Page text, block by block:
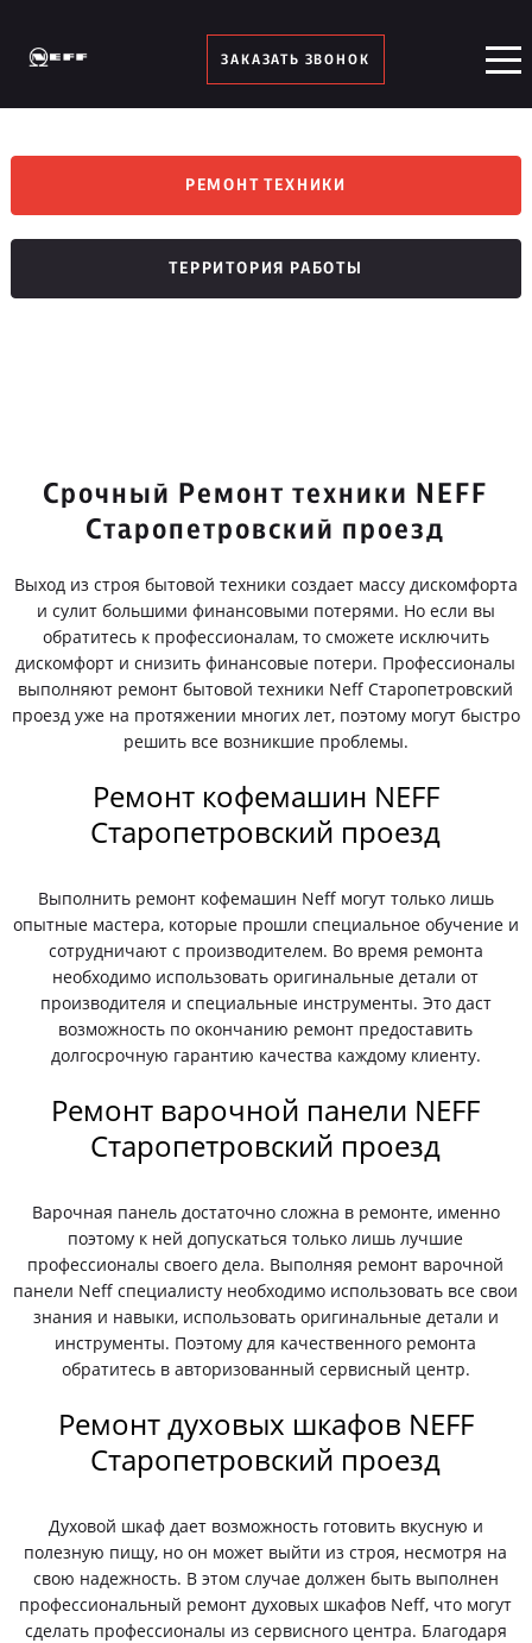
ЗАКАЗАТЬ ЗВОНОК
РЕМОНТ ТЕХНИКИ
ТЕРРИТОРИЯ РАБОТЫ
Срочный Ремонт техники NEFF
Старопетровский проезд
Выход из строя бытовой техники создает массу дискомфорта
и сулит большими финансовыми потерями. Но если вы
обратитесь к профессионалам, то сможете исключить
дискомфорт и снизить финансовые потери. Профессионалы
выполняют ремонт бытовой техники Neff Старопетровский
проезд уже на протяжении многих лет, поэтому могут быстро
решить все возникшие проблемы.
Ремонт кофемашин NEFF
Старопетровский проезд
Выполнить ремонт кофемашин Neff могут только лишь
опытные мастера, которые прошли специальное обучение и
сотрудничают с производителем. Во время ремонта
необходимо использовать оригинальные детали от
производителя и специальные инструменты. Это даст
возможность по окончанию ремонт предоставить
долгосрочную гарантию качества каждому клиенту.
Ремонт варочной панели NEFF
Старопетровский проезд
Варочная панель достаточно сложна в ремонте, именно
поэтому к ней допускаться только лишь лучшие
профессионалы своего дела. Выполняя ремонт варочной
панели Neff специалисту необходимо использовать все свои
знания и навыки, использовать оригинальные детали и
инструменты. Поэтому для качественного ремонта
обратитесь в авторизованный сервисный центр.
Ремонт духовых шкафов NEFF
Старопетровский проезд
Духовой шкаф дает возможность готовить вкусную и
полезную пищу, но он может выйти из строя, несмотря на
свою надежность. В этом случае должен быть выполнен
профессиональный ремонт духовых шкафов Neff, что могут
сделать профессионалы из сервисного центра. Благодаря